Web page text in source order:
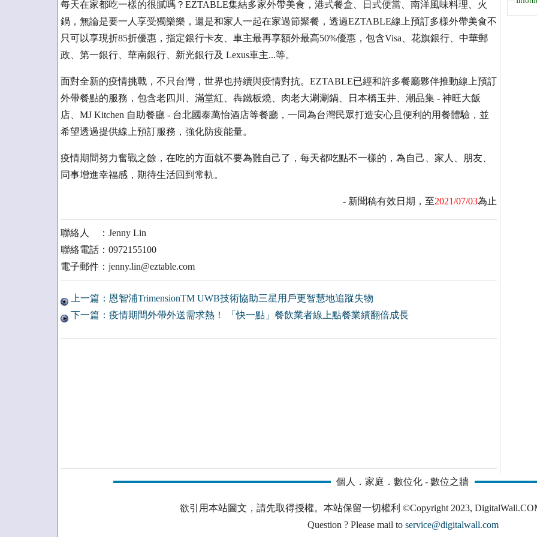
每天在家都吃一樣的很膩嗎？EZTABLE集結多家外帶美食，港式餐盒、日式便當、南洋風味料理、火
鍋，無論是要一人享受獨樂樂，還是和家人一起在家過節聚餐，透過EZTABLE線上預訂多樣外帶美食不
只可以享現折85折優惠，指定銀行卡友、車主最再享額外最高50%優惠，包含Visa、花旗銀行、中華郵
政、第一銀行、華南銀行、新光銀行及 Lexus車主...等。
面對全新的疫情挑戰，不只台灣，世界也持續與疫情對抗。EZTABLE已經和許多餐廳夥伴推動線上預訂
外帶餐點的服務，包含老四川、滿堂紅、犇鐵板燒、肉老大涮涮鍋、日本橋玉井、潮品集 - 神旺大飯
店、MJ Kitchen 自助餐廳 - 台北國泰萬怡酒店等餐廳，一同為台灣民眾打造安心且便利的用餐體驗，並
希望透過提供線上預訂服務，強化防疫能量。
疫情期間努力奮戰之餘，在吃的方面就不要為難自己了，每天都吃點不一樣的，為自己、家人、朋友、
同事增進幸福感，期待生活回到常軌。
- 新聞稿有效日期，至2021/07/03為止
聯絡人 ：Jenny Lin
聯絡電話：0972155100
電子郵件：jenny.lin@eztable.com
上一篇：恩智浦TrimensionTM UWB技術協助三星用戶更智慧地追蹤失物
下一篇：疫情期間外帶外送需求熱！ 「快一點」餐飲業者線上點餐業績翻倍成長
個人．家庭．數位化 - 數位之牆
欲引用本站圖文，請先取得授權。本站保留一切權利 ©Copyright 2023,
Question ? Please mail to service@digitalwall.com